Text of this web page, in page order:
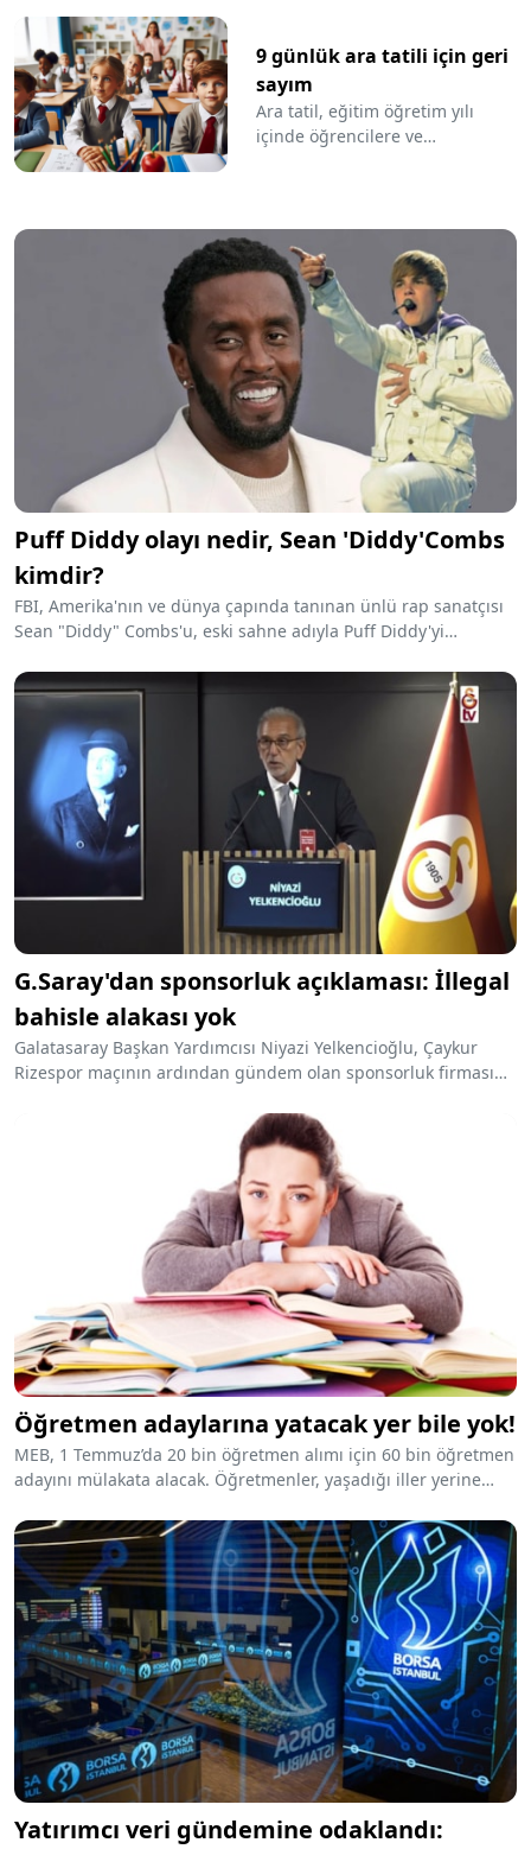
günlerini hafta sonu tatiliyle
birleştirmek için 28 Ekim'de
yarım gün izin kullanan
çalışanlar 4 gün izin yapma
imkanı bulmuş olacak.
9 günlük ara tatili için geri
sayım
Ara tatil, eğitim öğretim yılı
içinde öğrencilere ve
başlayacak. Haftasonu ile
birlikte 9 gün sürecek olan ara
tatilin bitişiyle öğrenciler 18
Kasım Pazartesi günü ders başı
yapacak.
Puff Diddy olayı nedir, Sean 'Diddy'Combs
kimdir?
FBI, Amerika'nın ve dünya çapında tanınan ünlü rap sanatçısı
Sean "Diddy" Combs'u, eski sahne adıyla Puff Diddy'yi
son zamanlarda ciddi suçlamalarla gündemde. Peki, Puff
Diddy kimdir ve bu tutuklama olayı nedir? İşte tüm ayrıntılar...
G.Saray'dan sponsorluk açıklaması: İllegal
bahisle alakası yok
Galatasaray Başkan Yardımcısı Niyazi Yelkencioğlu, Çaykur
Rizespor maçının ardından gündem olan sponsorluk firması
Öğretmen adaylarına yatacak yer bile yok!
MEB, 1 Temmuz’da 20 bin öğretmen alımı için 60 bin öğretmen
adayını mülakata alacak. Öğretmenler, yaşadığı iller yerine
mülakata girecek. “KYK yurtlarında barındırılsın” talebi
“Tadilata giriyoruz ve seyahat sever yaşlılar konaklayacak” diye
reddedildi.
Yatırımcı veri gündemine odaklandı: